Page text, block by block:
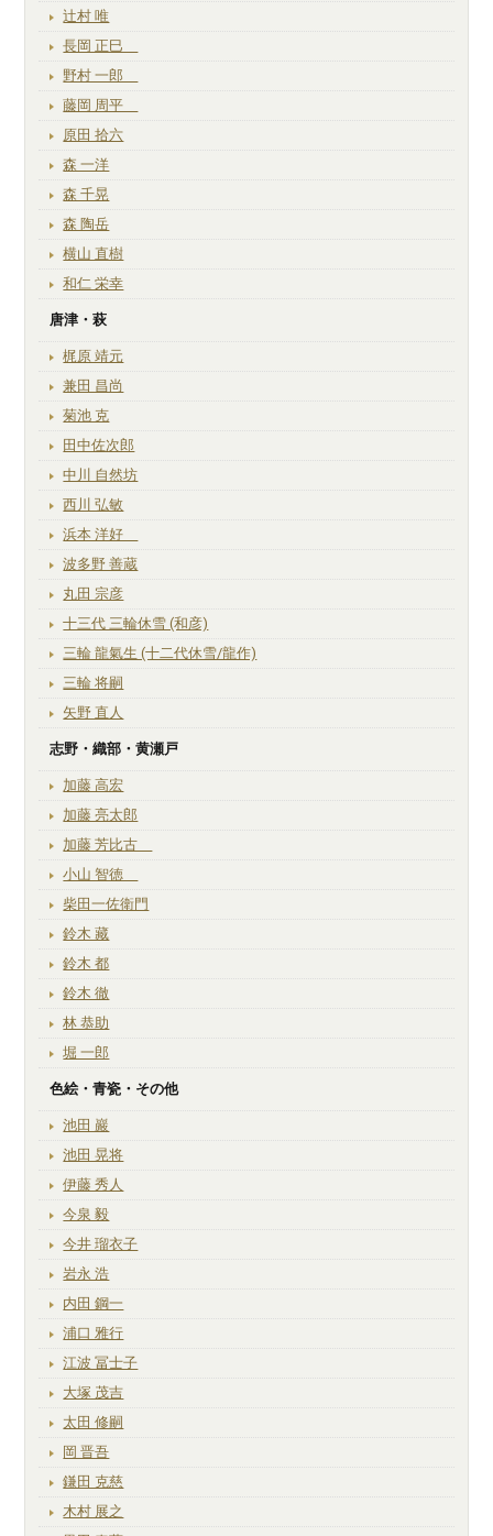
辻村 唯
長岡 正巳
野村 一郎
藤岡 周平
原田 拾六
森 一洋
森 千晃
森 陶岳
横山 直樹
和仁 栄幸
唐津・萩
梶原 靖元
兼田 昌尚
菊池 克
田中佐次郎
中川 自然坊
西川 弘敏
浜本 洋好
波多野 善蔵
丸田 宗彦
十三代 三輪休雪 (和彦)
三輪 龍氣生 (十二代休雪/龍作)
三輪 将嗣
矢野 直人
志野・織部・黄瀬戸
加藤 高宏
加藤 亮太郎
加藤 芳比古
小山 智徳
柴田一佐衛門
鈴木 藏
鈴木 都
鈴木 徹
林 恭助
堀 一郎
色絵・青瓷・その他
池田 巖
池田 晃将
伊藤 秀人
今泉 毅
今井 瑠衣子
岩永 浩
内田 鋼一
浦口 雅行
江波 冨士子
大塚 茂吉
太田 修嗣
岡 晋吾
鎌田 克慈
木村 展之